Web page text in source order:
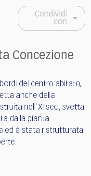
Condividi
con
Concezione
del centro abitato,
anche della
nell'XI sec., svetta
dalla pianta
ed è stata ristrutturata